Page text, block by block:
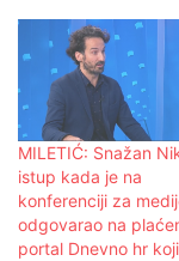
MILETIĆ: Snažan
istup kada je na
konferenciji za
odgovarao na
portal Dnevno hr koji